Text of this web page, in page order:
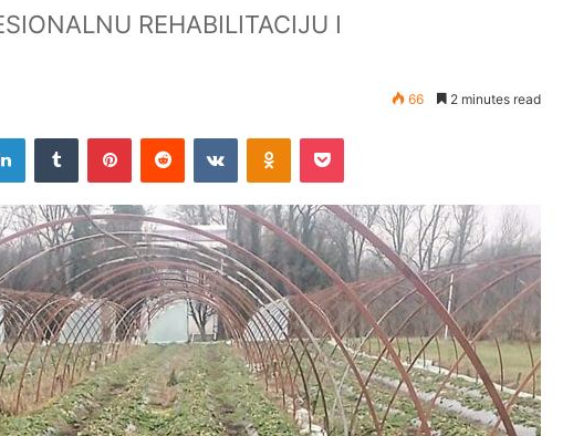
REHABILITACIJU I
66 2 minutes read